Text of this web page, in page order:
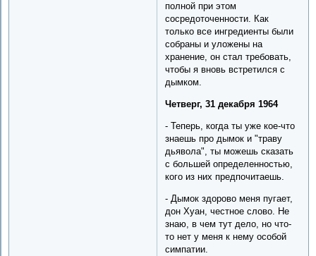
полной при этом
сосредоточенности. Как
только все ингредиенты были
собраны и уложены на
хранение, он стал требовать,
чтобы я вновь встретился с
дымком.
Четверг, 31 декабря 1964
- Теперь, когда ты уже кое-что
знаешь про дымок и "траву
дьявола", ты можешь сказать
с большей определенностью,
кого из них предпочитаешь.
- Дымок здорово меня пугает,
дон Хуан, честное слово. Не
знаю, в чем тут дело, но что-
то нет у меня к нему особой
симпатии.